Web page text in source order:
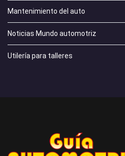
Mantenimiento del auto
Noticias Mundo automotriz
Utilería para talleres